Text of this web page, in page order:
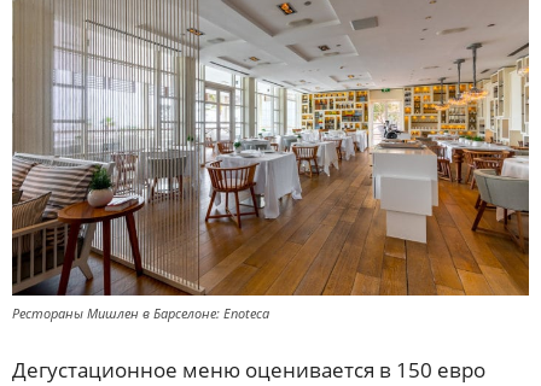
Рестораны Мишлен в Барселоне: Enoteca
Дегустационное меню оценивается в 150 евро